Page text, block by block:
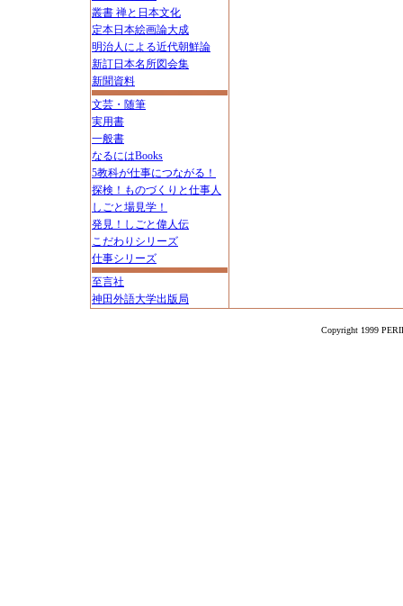
叢書 禅と日本文化
定本日本絵画論大成
明治人による近代朝鮮論
新訂日本名所図会集
新聞資料
文芸・随筆
実用書
一般書
なるにはBooks
5教科が仕事につながる！
探検！ものづくりと仕事人
しごと場見学！
発見！しごと偉人伝
こだわりシリーズ
仕事シリーズ
至言社
神田外語大学出版局
Copyright 1999